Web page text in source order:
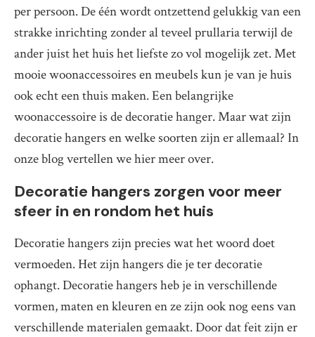
per persoon. De één wordt ontzettend gelukkig van een
strakke inrichting zonder al teveel prullaria terwijl de
ander juist het huis het liefste zo vol mogelijk zet. Met
mooie woonaccessoires en meubels kun je van je huis
ook echt een thuis maken. Een belangrijke
woonaccessoire is de decoratie hanger. Maar wat zijn
decoratie hangers en welke soorten zijn er allemaal? In
onze blog vertellen we hier meer over.
Decoratie hangers zorgen voor meer
sfeer in en rondom het huis
Decoratie hangers zijn precies wat het woord doet
vermoeden. Het zijn hangers die je ter decoratie
ophangt. Decoratie hangers heb je in verschillende
vormen, maten en kleuren en ze zijn ook nog eens van
verschillende materialen gemaakt. Door dat feit zijn er